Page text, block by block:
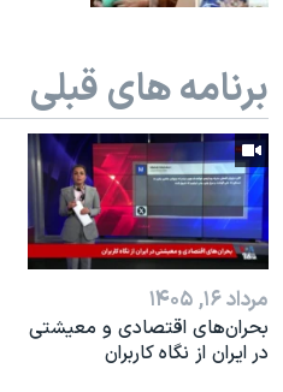
برنامه های قبلی
مرداد ۱۶, ۱۴۰۵
بحران‌های اقتصادی و معیشتی
در ایران از نگاه کاربران